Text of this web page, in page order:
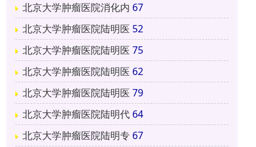
北京大学肿瘤医院消化内 67
北京大学肿瘤医院陆明医 52
北京大学肿瘤医院陆明医 75
北京大学肿瘤医院陆明医 62
北京大学肿瘤医院陆明医 79
北京大学肿瘤医院陆明代 64
北京大学肿瘤医院陆明专 67